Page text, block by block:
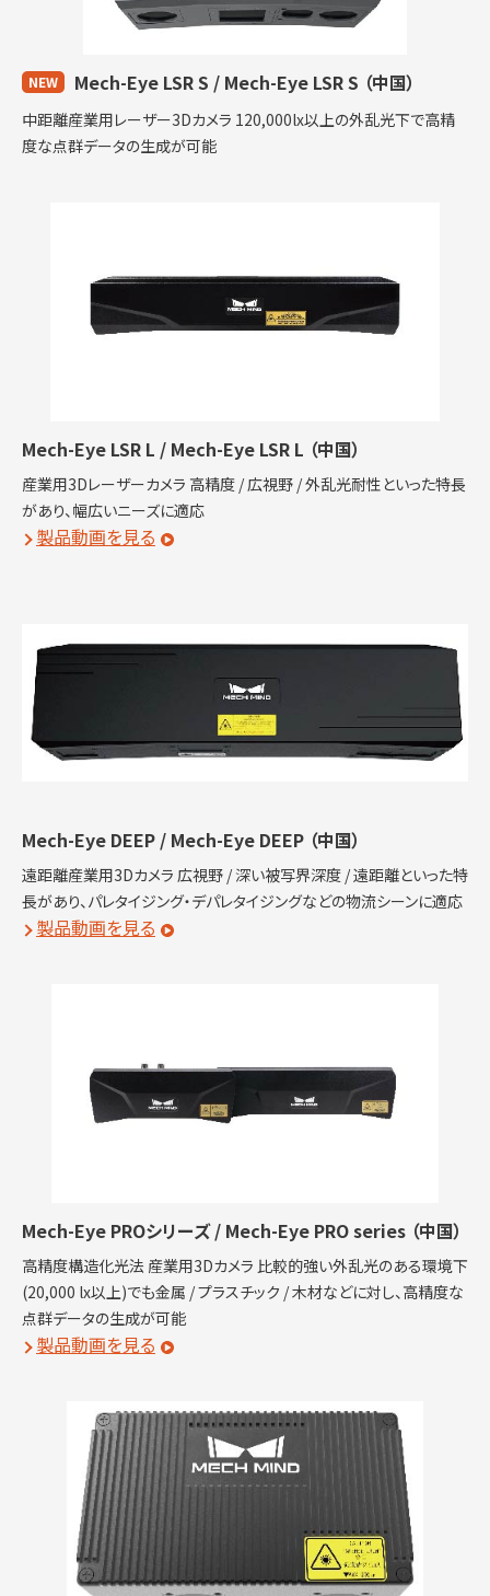
NEW Mech-Eye LSR S / Mech-Eye LSR S （中国）
中距離産業用レーザー3Dカメラ 120,000lx以上の外乱光下で高精
度な点群データの生成が可能
Mech-Eye LSR L / Mech-Eye LSR L （中国）
産業用3Dレーザーカメラ 高精度 / 広視野 / 外乱光耐性といった特長
があり、幅広いニーズに適応
製品動画を見る
Mech-Eye DEEP / Mech-Eye DEEP （中国）
遠距離産業用3Dカメラ 広視野 / 深い被写界深度 / 遠距離といった特
長があり、パレタイジング・デパレタイジングなどの物流シーンに適応
製品動画を見る
Mech-Eye PROシリーズ / Mech-Eye PRO series （中国）
高精度構造化光法 産業用3Dカメラ 比較的強い外乱光のある環境下
(20,000 lx以上)でも金属 / プラスチック / 木材などに対し、高精度な
点群データの生成が可能
製品動画を見る